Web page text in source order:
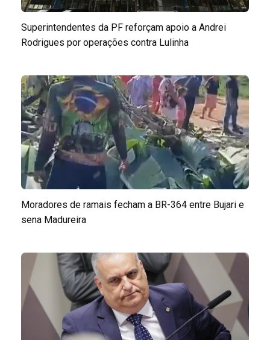
Superintendentes da PF reforçam apoio a Andrei
Rodrigues por operações contra Lulinha
Moradores de ramais fecham a BR-364 entre Bujari e
sena Madureira